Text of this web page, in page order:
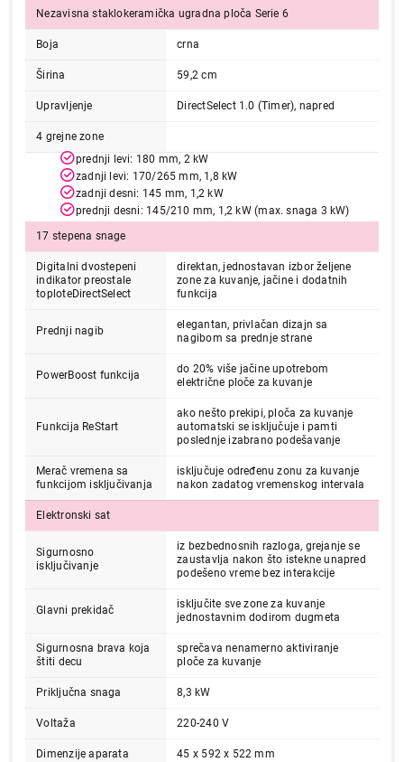
Nezavisna staklokeramička ugradna ploča Serie 6
Boja crna
Širina 59,2 cm
Upravljenje DirectSelect 1.0 (Timer), napred
4 grejne zone
prednji levi: 180 mm, 2 kW
zadnji levi: 170/265 mm, 1,8 kW
zadnji desni: 145 mm, 1,2 kW
prednji desni: 145/210 mm, 1,2 kW (max. snaga 3 kW)
17 stepena snage
Digitalni dvostepeni
indikator preostale
toploteDirectSelect
direktan, jednostavan izbor željene
zone za kuvanje, jačine i dodatnih
funkcija
Prednji nagib
elegantan, privlačan dizajn sa
nagibom sa prednje strane
PowerBoost funkcija
do 20% više jačine upotrebom
električne ploče za kuvanje
Funkcija ReStart
ako nešto prekipi, ploča za kuvanje
automatski se isključuje i pamti
poslednje izabrano podešavanje
Merač vremena sa
funkcijom isključivanja
isključuje određenu zonu za kuvanje
nakon zadatog vremenskog intervala
Elektronski sat
Sigurnosno
isključivanje
iz bezbednosnih razloga, grejanje se
zaustavlja nakon što istekne unapred
podešeno vreme bez interakcije
Glavni prekidač
isključite sve zone za kuvanje
jednostavnim dodirom dugmeta
Sigurnosna brava koja
štiti decu
sprečava nenamerno aktiviranje
ploče za kuvanje
Priključna snaga 8,3 kW
Voltaža 220-240 V
Dimenzije aparata 45 x 592 x 522 mm
UGRADNE PLOČE
BOSCH PKN631FP2E
Proizvod je dodat u korpu.
Ukupno u korpi: 0,00